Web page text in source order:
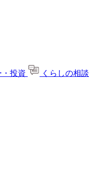
投資 くらしの相談